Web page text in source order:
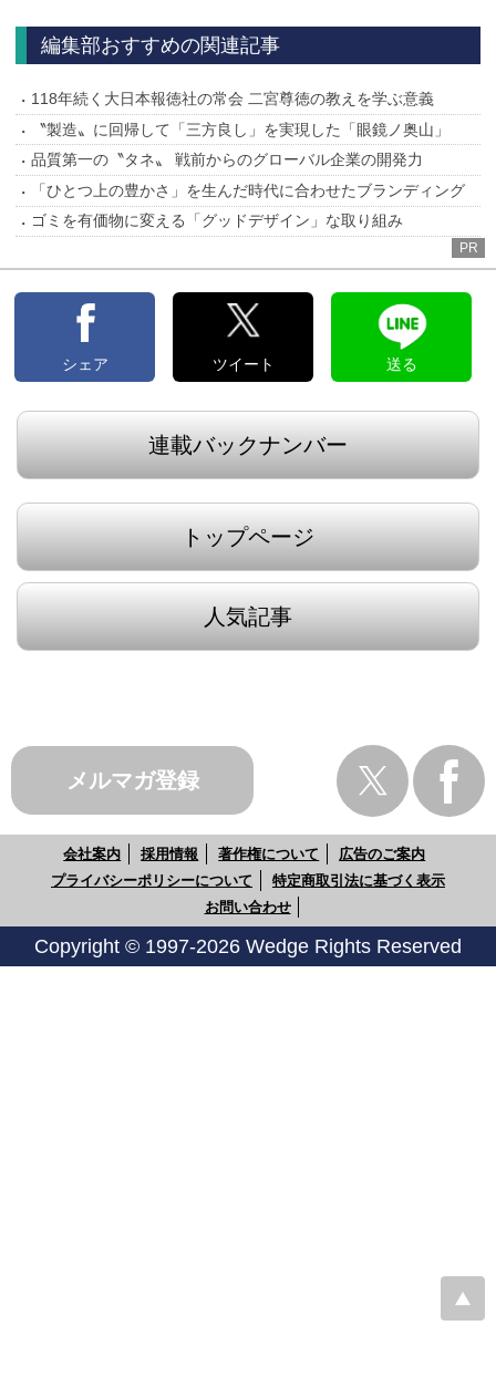
編集部おすすめの関連記事
118年続く大日本報徳社の常会 二宮尊徳の教えを学ぶ意義
〝製造〟に回帰して「三方良し」を実現した「眼鏡ノ奥山」
品質第一の〝タネ〟 戦前からのグローバル企業の開発力
「ひとつ上の豊かさ」を生んだ時代に合わせたブランディング
ゴミを有価物に変える「グッドデザイン」な取り組み
PR
シェア ツイート 送る
連載バックナンバー
トップページ
人気記事
メルマガ登録
会社案内 採用情報 著作権について
広告のご案内
プライバシーポリシーについて
特定商取引法に基づく表示
お問い合わせ
Copyright © 1997-2026 Wedge Rights Reserved